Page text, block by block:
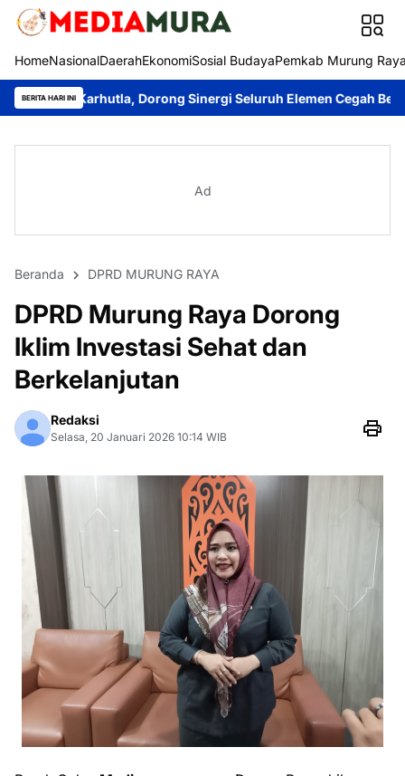
HomeNasionalDaerahEkonomiSosial BudayaPemkab Murung
BERITA HARI INI
Dorong Sinergi Seluruh Elemen Cegah Bencana Imanudin
Ad
Beranda DPRD MURUNG RAYA
DPRD Murung Raya Dorong
Iklim Investasi Sehat dan
Berkelanjutan
Redaksi
Selasa, 20 Januari 2026 10:14 WIB